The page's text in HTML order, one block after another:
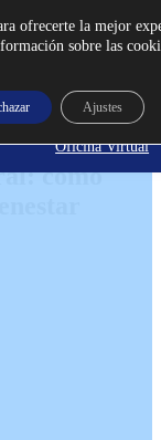
Oficina Virtual
cómo
ofrecerte la mejor
sobre las
Ajustes